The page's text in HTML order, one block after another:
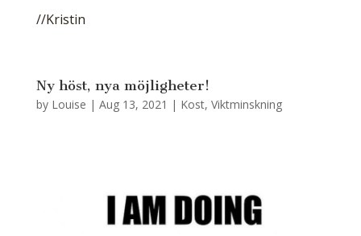
//Kristin
Ny höst, nya möjligheter!
by Louise | Aug 13, 2021 | Kost, Viktminskning